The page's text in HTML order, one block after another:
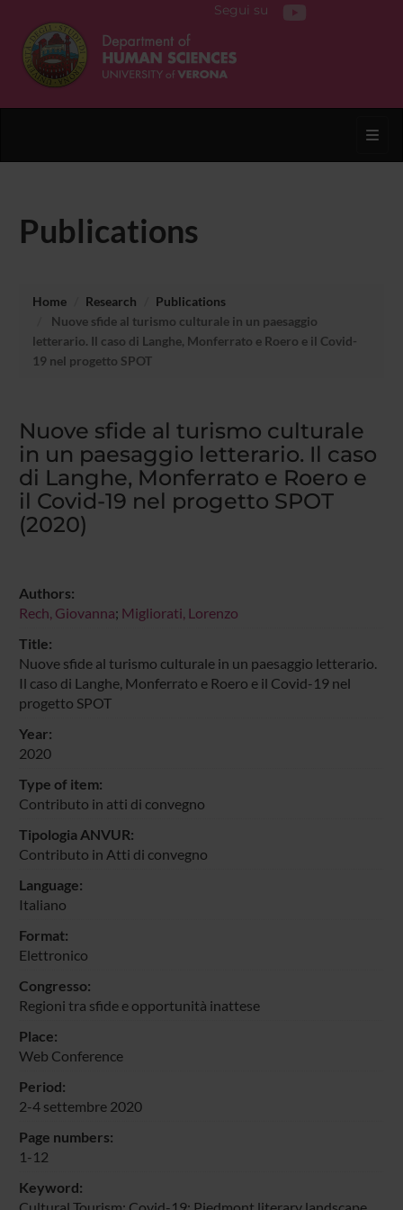
Segui su
Publications
Home Research
Publications
Nuove sfide al turismo culturale in un paesaggio
letterario. Il caso di Langhe, Monferrato e Roero e il Covid-
19 nel progetto SPOT
Nuove sfide al turismo culturale
in un paesaggio letterario. Il caso
di Langhe, Monferrato e Roero e
il Covid-19 nel progetto SPOT
(2020)
Authors:
Rech, Giovanna; Migliorati, Lorenzo
Title:
Nuove sfide al turismo culturale in un paesaggio letterario.
Il caso di Langhe, Monferrato e Roero e il Covid-19 nel
progetto SPOT
Year:
2020
Type of item:
Contributo in atti di convegno
Tipologia ANVUR:
Contributo in Atti di convegno
Language:
Italiano
Format:
Elettronico
Congresso:
Regioni tra sfide e opportunità inattese
Place:
Web Conference
Period:
2-4 settembre 2020
Page numbers:
1-12
Keyword: